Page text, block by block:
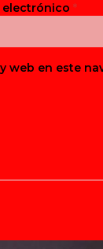
electrónico *
web en este